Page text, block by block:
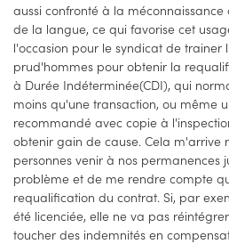
aussi confronté à la
de la langue, ce qui favorise cet
l'occasion pour le syndicat de trainer
prud'hommes pour obtenir la
à Durée Indéterminée(CDI), qui
moins qu'une transaction, ou même
recommandé avec copie à
obtenir gain de cause. Cela m'arrive
personnes venir à nos permanences
problème et de me rendre compte
requalification du contrat. Si, par
été licenciée, elle ne va pas
toucher des indemnités en